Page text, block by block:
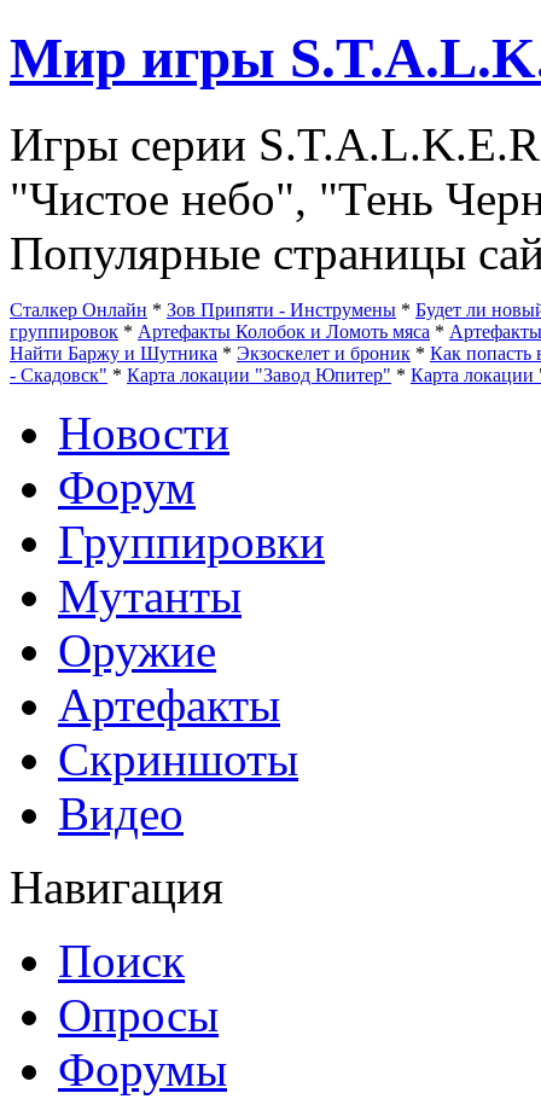
Мир игры
Игры серии
"Чистое небо", "Тень
Популярные страницы
Сталкер Онлайн * Зов Припяти - Инструмены * Будет ли
группировок * Артефакты Колобок и Ломоть мяса * Артефакты
Найти Баржу и Шутника * Экзоскелет и броник * Как попасть
- Скадовск" * Карта локации "Завод Юпитер" * Карта
Новости
Форум
Группировки
Мутанты
Оружие
Артефакты
Скриншоты
Видео
Навигация
Поиск
Опросы
Форумы